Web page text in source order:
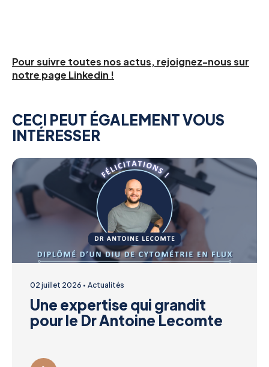
Pour suivre toutes nos actus, rejoignez-nous sur
notre page Linkedin !
CECI PEUT ÉGALEMENT VOUS
INTÉRESSER
02 juillet 2026 Actualités
Une expertise qui grandit
pour le Dr Antoine Lecomte